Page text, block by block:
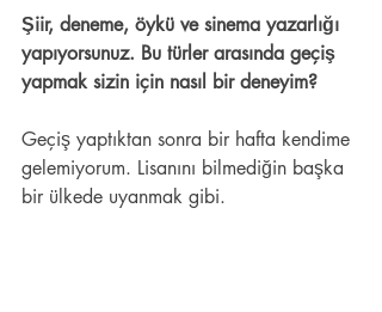
Şiir, deneme, öykü ve sinema yazarlığı
yapıyorsunuz. Bu türler arasında geçiş
yapmak sizin için nasıl bir deneyim?
Geçiş yaptıktan sonra bir hafta kendime
gelemiyorum. Lisanını bilmediğin başka
bir ülkede uyanmak gibi.